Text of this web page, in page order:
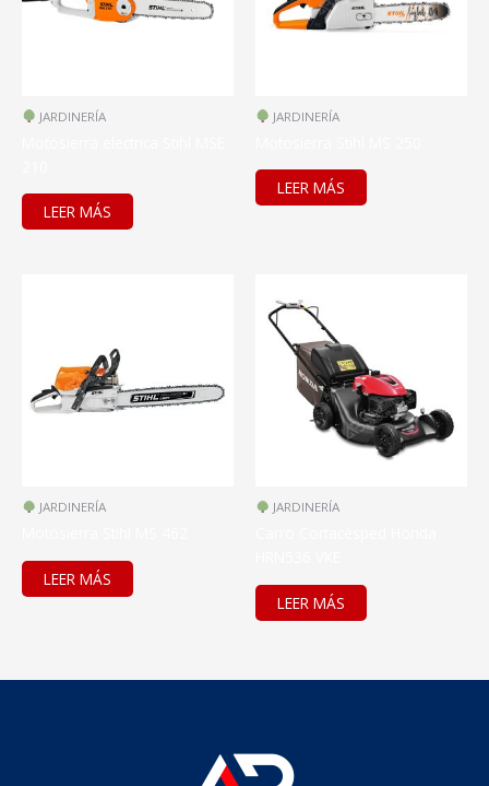
JARDINERÍA
LEER MÁS
JARDINERÍA
LEER MÁS
JARDINERÍA
LEER MÁS
JARDINERÍA
LEER MÁS